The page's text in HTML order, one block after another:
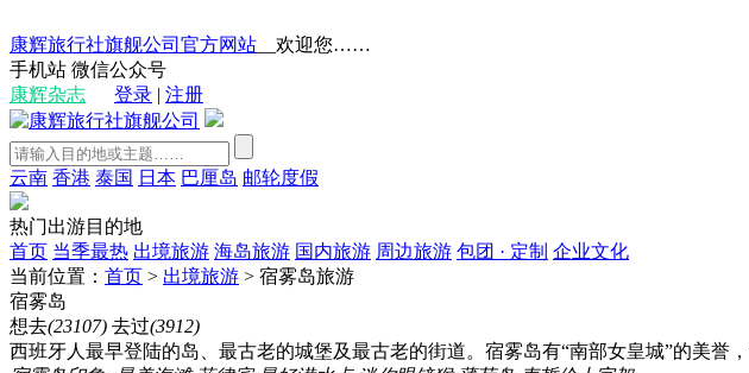
康辉旅行社旗舰公司官方网站 __欢迎您……
手机站 微信公众号
康辉杂志
登录 | 注册
云南 香港 泰国 日本 巴厘岛 邮轮度假
热门出游目的地
首页 当季最热 出境旅游 海岛旅游 国内旅游 周边旅游 包团 · 定制 企业文化
当前位置： 首页 > 出境旅游 > 宿雾岛旅游
宿雾岛
想去(23107) 去过(3912)
西班牙人最早登陆的岛、最古老的城堡及最古老的街道。宿雾岛有“南部女皇城”的美